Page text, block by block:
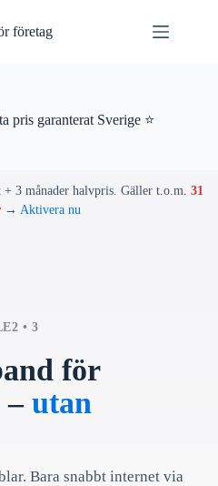
företag
pris garanterat Sverige ⭐
3 månader halvpris. Gäller t.o.m. 31
→ Aktivera nu
• 3
för
– utan
Bara snabbt internet via